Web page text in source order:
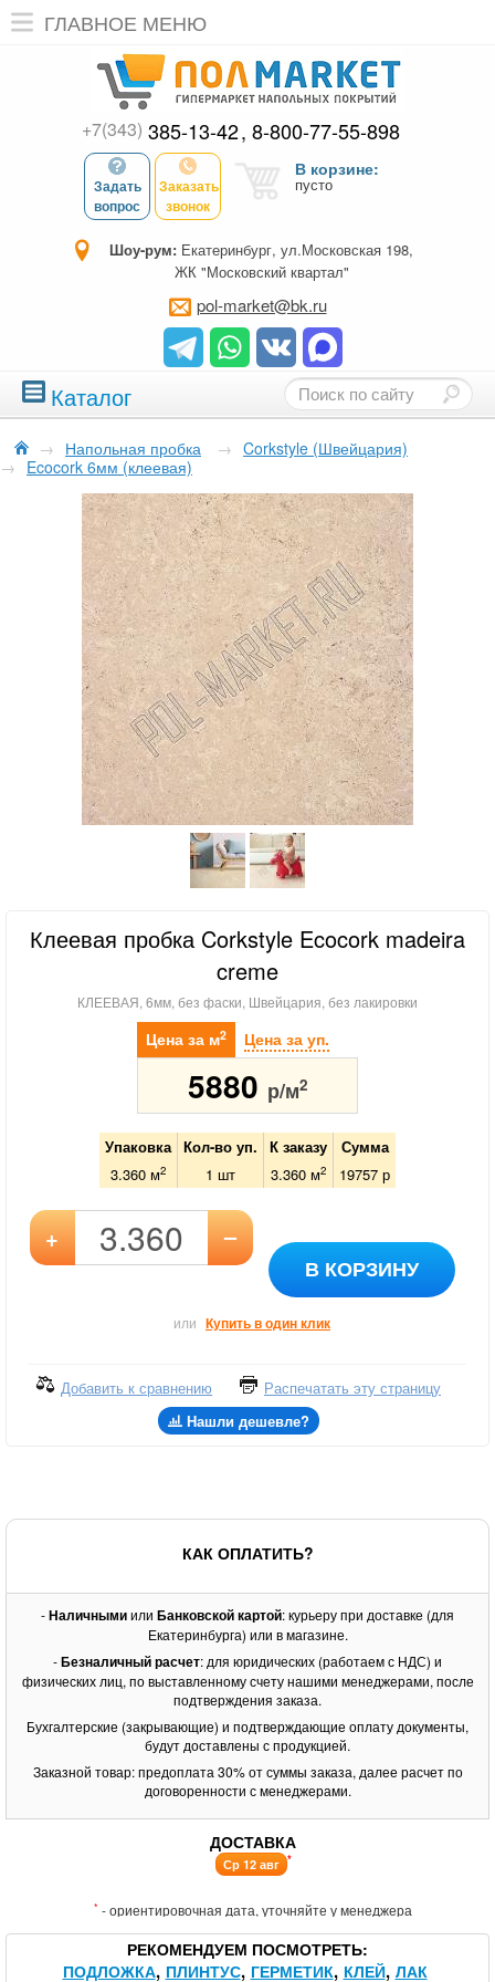
ГЛАВНОЕ МЕНЮ
+7(343) 385-13-42 8-800-77-55-898
Задать
вопрос
Заказать
звонок
В корзине:
пусто
Шоу-рум: Екатеринбург, ул.Московская 198,
ЖК "Московский квартал"
pol-market@bk.ru
Каталог
→ Напольная пробка → Corkstyle (Швейцария)
→ Ecocork 6мм (клеевая)
Клеевая пробка Corkstyle Ecocork madeira
creme
КЛЕЕВАЯ, 6мм, без фаски, Швейцария, без лакировки
Цена за м2 Цена за уп.
5880 р/м2
Упаковка Кол-во уп. К заказу
Сумма
3.360 м2 1 шт 3.360 м2 19757 р
+ –
В КОРЗИНУ
или Купить в один клик
Добавить к сравнению
Распечатать эту страницу
Нашли дешевле?
КАК ОПЛАТИТЬ?
-Наличнымиили Банковской картой: курьеру при доставке (для
Екатеринбурга) или в магазине.
-Безналичный расчет: для юридических (работаем с НДС) и
физических лиц, по выставленному счету нашими менеджерами, после
подтверждения заказа.
Бухгалтерские (закрывающие) и подтверждающие оплату документы,
будут доставлены с продукцией.
Заказной товар: предоплата 30% от суммы заказа, далее расчет по
договоренности с менеджерами.
ДОСТАВКА
Ср 12 авг *
* - ориентировочная дата, уточняйте у менеджера
РЕКОМЕНДУЕМ ПОСМОТРЕТЬ
ПОДЛОЖКА ПЛИНТУС ГЕРМЕТИК КЛЕЙ ЛАК